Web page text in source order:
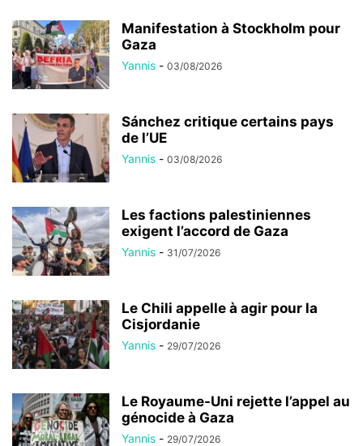
Manifestation à Stockholm pour
Gaza
Yannis - 03/08/2026
Sánchez critique certains pays
de l’UE
Yannis - 03/08/2026
Les factions palestiniennes
exigent l’accord de Gaza
Yannis - 31/07/2026
Le Chili appelle à agir pour la
Cisjordanie
Yannis - 29/07/2026
Le Royaume-Uni rejette l’appel au
génocide à Gaza
Yannis - 29/07/2026